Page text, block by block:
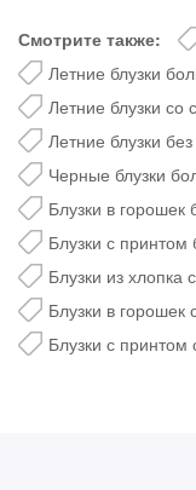
Смотрите также:
Летние блузки
Летние блузки со
Летние блузки
Черные блузки
Блузки в
Блузки с
Блузки из хлопка
Блузки в горошек
Блузки с принтом